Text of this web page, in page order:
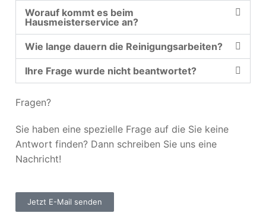
Worauf kommt es beim
Hausmeisterservice an?
Wie lange dauern die Reinigungsarbeiten?
Ihre Frage wurde nicht beantwortet?
Fragen?
Sie haben eine spezielle Frage auf die Sie keine
Antwort finden? Dann schreiben Sie uns eine
Nachricht!
Jetzt E-Mail senden